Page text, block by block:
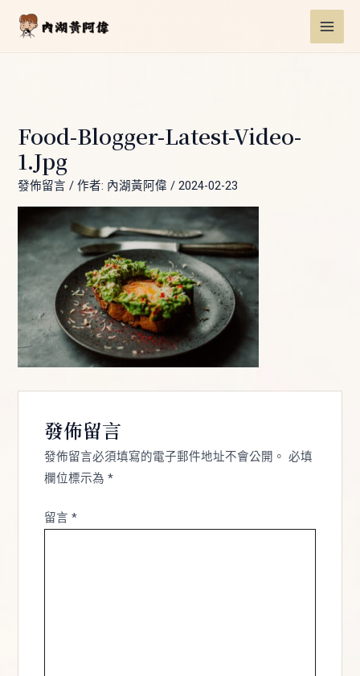
Food-Blogger-Latest-Video-
1.jpg
發佈留言 / 作者: 內湖黃阿偉/2024-02-23
發佈留言
發佈留言必須填寫的電子郵件地址不會公開。 必填
欄位標示為 *
留言 *
navigation